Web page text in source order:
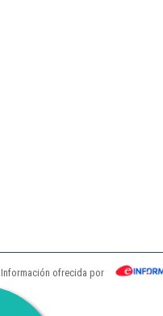
Información ofrecida por